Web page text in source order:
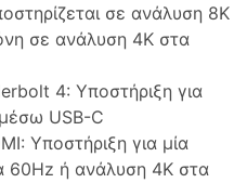
σε ανάλυση 8K
σε ανάλυση 4K στα
4: Υποστήριξη για
USB-C
Υποστήριξη για μία
60Hz ή ανάλυση 4K στα